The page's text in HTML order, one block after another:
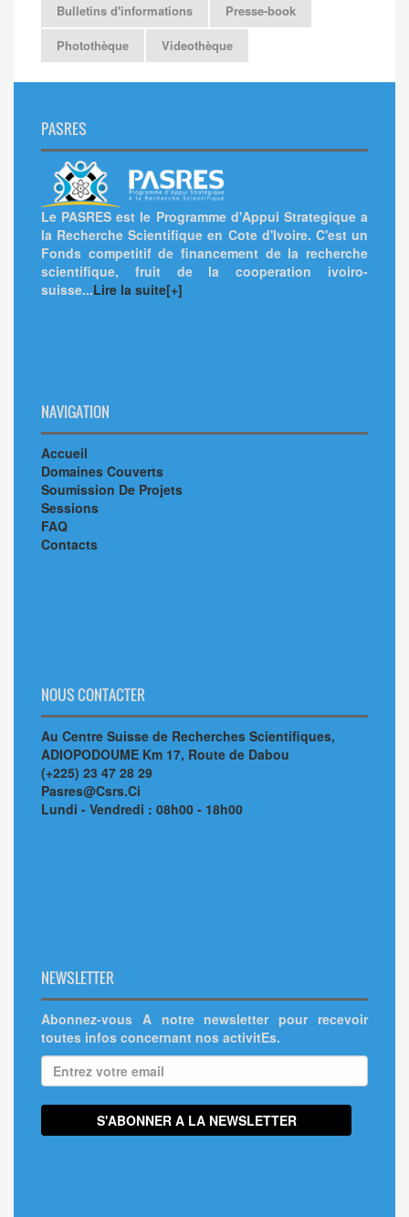
Bulletins d'informations
Presse-book
Photothèque
Videothèque
PASRES
Le PASRES est le Programme d'Appui Strategique a
la Recherche Scientifique en Cote d'Ivoire. C'est un
Fonds competitif de financement de la recherche
scientifique, fruit de la cooperation ivoiro-
suisse...Lire la suite[+]
NAVIGATION
Accueil
Domaines Couverts
Soumission De Projets
Sessions
FAQ
Contacts
NOUS CONTACTER
Au Centre Suisse de Recherches Scientifiques,
ADIOPODOUME Km 17, Route de Dabou
(+225) 23 47 28 29
Pasres@Csrs.Ci
Lundi - Vendredi : 08h00 - 18h00
NEWSLETTER
Abonnez-vous A notre newsletter pour recevoir
toutes infos concernant nos activitEs.